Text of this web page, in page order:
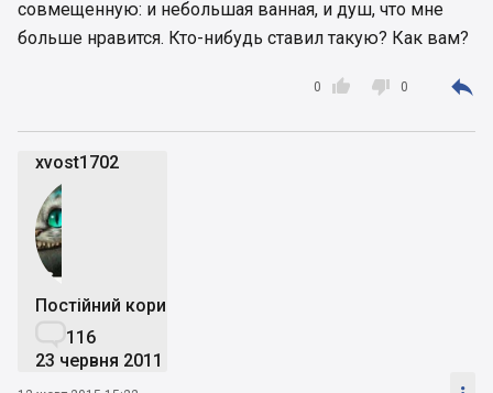
совмещенную: и небольшая ванная, и душ, что мне
больше нравится. Кто-нибудь ставил такую? Как вам?

0  0 
xvost1702
Постійний користувач
116
23 червня 2011